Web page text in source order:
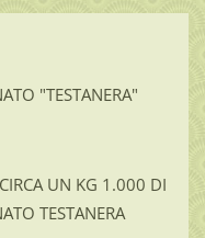
"TESTANERA"
UN KG 1.000 DI
TESTANERA